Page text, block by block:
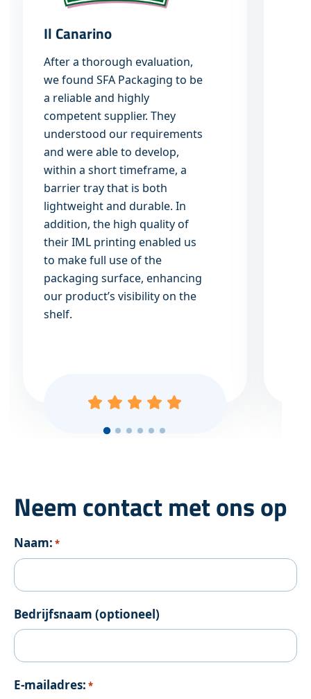
Il Canarino
After a thorough evaluation,
we found SFA Packaging to be
a reliable and highly
competent supplier. They
understood our requirements
and were able to develop,
within a short timeframe, a
barrier tray that is both
lightweight and durable. In
addition, the high quality of
their IML printing enabled us
to make full use of the
packaging surface, enhancing
our product’s visibility on the
shelf.
Neem contact met ons op
Naam: *
Bedrijfsnaam (optioneel)
E-mailadres: *